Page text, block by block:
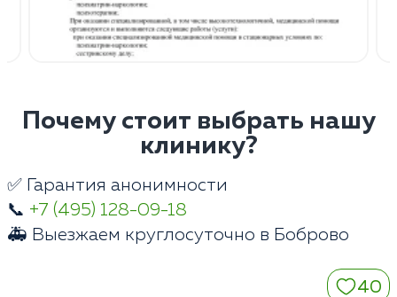
Почему стоит выбрать нашу
клинику?
✅ Гарантия анонимности
📞 +7 (495) 128-09-18
🚑 Выезжаем круглосуточно в Боброво
40